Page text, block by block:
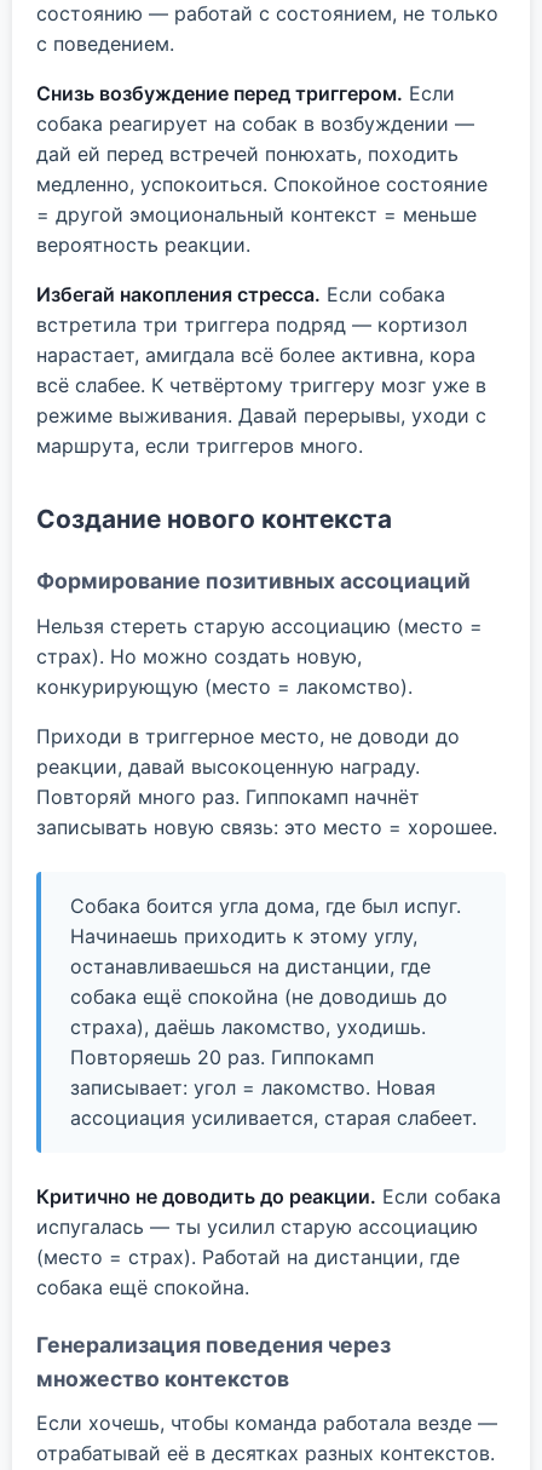
состоянию — работай с состоянием, не только
с поведением.
Снизь возбуждение перед триггером. Если
собака реагирует на собак в возбуждении —
дай ей перед встречей понюхать, походить
медленно, успокоиться. Спокойное состояние
= другой эмоциональный контекст = меньше
вероятность реакции.
Избегай накопления стресса. Если собака
встретила три триггера подряд — кортизол
нарастает, амигдала всё более активна, кора
всё слабее. К четвёртому триггеру мозг уже в
режиме выживания. Давай перерывы, уходи с
маршрута, если триггеров много.
Создание нового контекста
Формирование позитивных ассоциаций
Нельзя стереть старую ассоциацию (место =
страх). Но можно создать новую,
конкурирующую (место = лакомство).
Приходи в триггерное место, не доводи до
реакции, давай высокоценную награду.
Повторяй много раз. Гиппокамп начнёт
записывать новую связь: это место = хорошее.
Собака боится угла дома, где был испуг.
Начинаешь приходить к этому углу,
останавливаешься на дистанции, где
собака ещё спокойна (не доводишь до
страха), даёшь лакомство, уходишь.
Повторяешь 20 раз. Гиппокамп
записывает: угол = лакомство. Новая
ассоциация усиливается, старая слабеет.
Критично не доводить до реакции. Если собака
испугалась — ты усилил старую ассоциацию
(место = страх). Работай на дистанции, где
собака ещё спокойна.
Генерализация поведения через
множество контекстов
Если хочешь, чтобы команда работала везде —
отрабатывай её в десятках разных контекстов.